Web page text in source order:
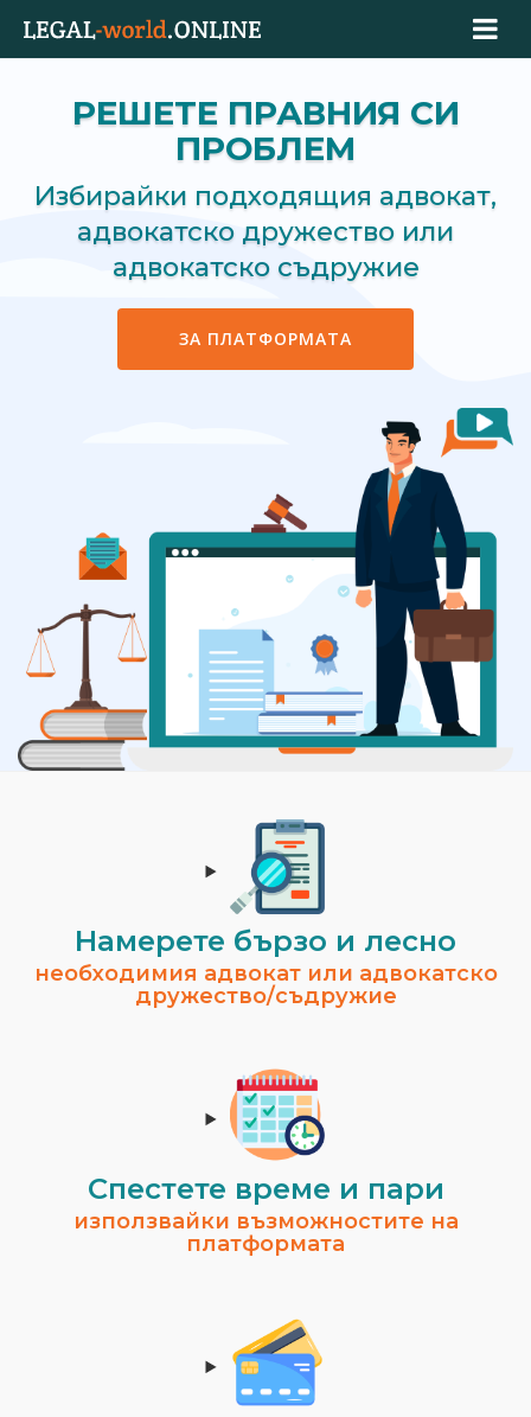
РЕШЕТЕ ПРАВНИЯ СИ
ПРОБЛЕМ
Избирайки подходящия адвокат,
адвокатско дружество или
адвокатско съдружие
ЗА ПЛАТФОРМАТА
Намерете бързо и лесно
необходимия адвокат или адвокатско
дружество/съдружие
Спестeте време и пари
използвайки възможностите на
платформата